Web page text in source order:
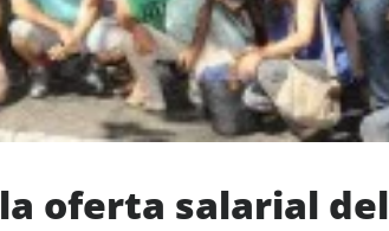
oferta salarial del